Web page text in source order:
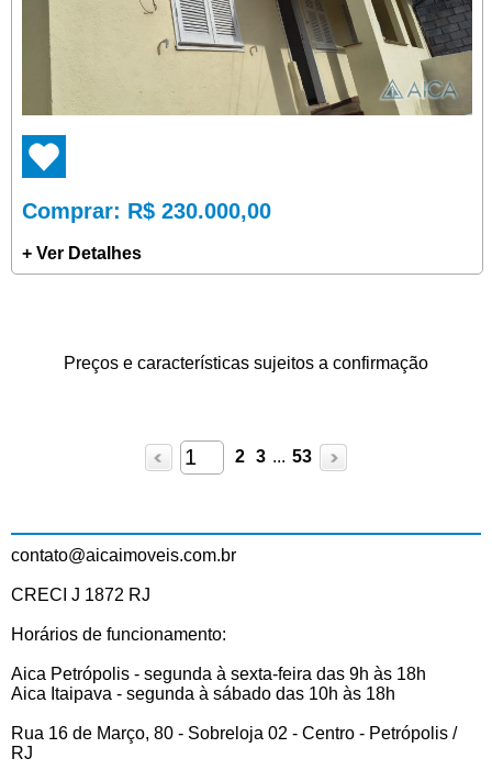
Comprar: R$ 230.000,00
+ Ver Detalhes
Preços e características sujeitos a confirmação
2 3 ... 53
contato@aicaimoveis.com.br
CRECI J 1872 RJ
Horários de funcionamento:
Aica Petrópolis - segunda à sexta-feira das 9h às 18h
Aica Itaipava - segunda à sábado das 10h às 18h
Rua 16 de Março, 80 - Sobreloja 02 - Centro - Petrópolis /
RJ